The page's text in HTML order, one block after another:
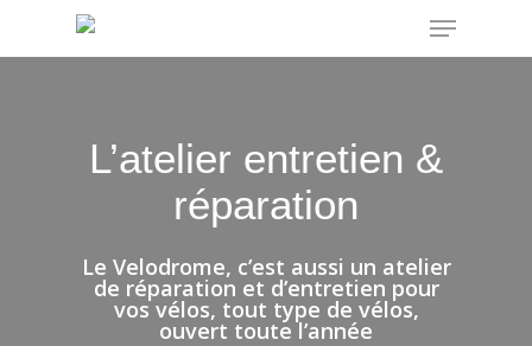
Menu
L’atelier entretien &
réparation
Le Velodrome, c’est aussi un atelier
de réparation et d’entretien pour
vos vélos, tout type de vélos,
ouvert toute l’année